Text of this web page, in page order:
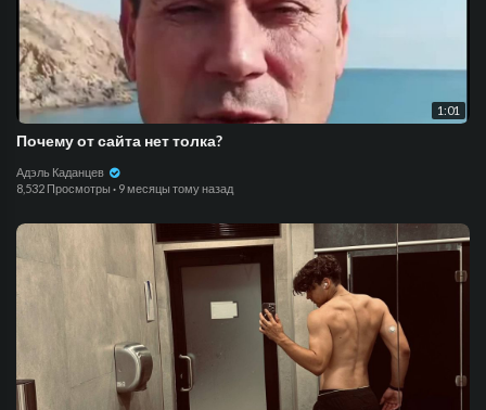
1:01
Почему от сайта нет толка?
Адэль Каданцев
8,532 Просмотры · 9 месяцы тому назад